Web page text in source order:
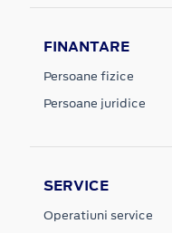
FINANTARE
Persoane fizice
Persoane juridice
SERVICE
Operatiuni service